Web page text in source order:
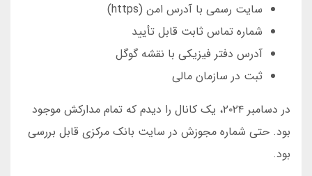
سایت رسمی با آدرس امن (https)
شماره تماس ثابت قابل تأیید
آدرس دفتر فیزیکی با نقشه گوگل
ثبت در سازمان مالی
در دسامبر ۲۰۲۴، یک کانال را دیدم که تمام مدارکش موجود
بود. حتی شماره مجوزش در سایت بانک مرکزی قابل بررسی
بود.